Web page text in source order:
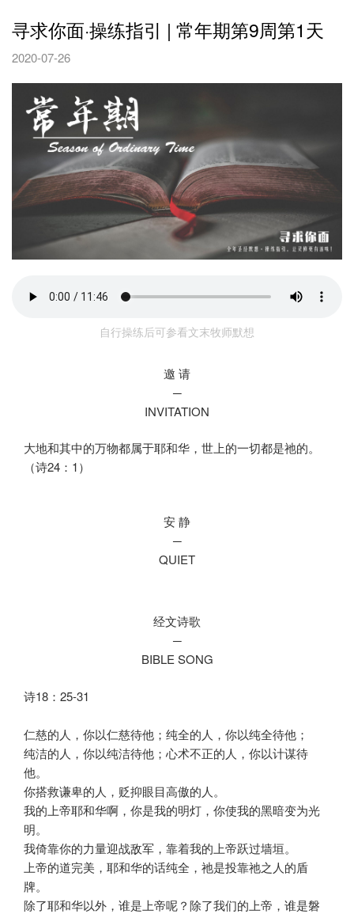
寻求你面·操练指引 | 常年期第9周第1天
2020-07-26
自行操练后可参看文末牧师默想
邀 请
─
INVITATION
大地和其中的万物都属于耶和华，世上的一切都是祂的。
安 静
─
QUIET
经文诗歌
─
BIBLE SONG
诗18：25-31
仁慈的人，你以仁慈待他；纯全的人，你以纯全待他；
纯洁的人，你以纯洁待他；心术不正的人，你以计谋待
他。
你搭救谦卑的人，贬抑眼目高傲的人。
我的上帝耶和华啊，你是我的明灯，你使我的黑暗变为光
明。
我倚靠你的力量迎战敌军，靠着我的上帝跃过墙垣。
上帝的道完美，耶和华的话纯全，祂是投靠祂之人的盾
牌。
除了耶和华以外，谁是上帝呢？除了我们的上帝，谁是磐